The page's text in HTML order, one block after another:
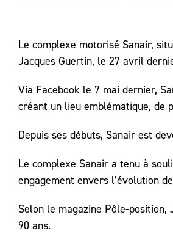
Le complexe motorisé Sanair,
Jacques Guertin, le 27 avril
Via Facebook le 7 mai dernier,
créant un lieu emblématique, de
Depuis ses débuts, Sanair est
Le complexe Sanair a tenu à
engagement envers l’évolution
Selon le magazine Pôle-
90 ans.